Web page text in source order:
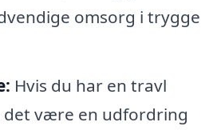
omsorg i trygge
Hvis du har en travl
det være en udfordring